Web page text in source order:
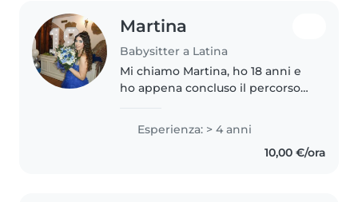
Martina
Babysitter a Latina
Mi chiamo Martina, ho 18 anni e
ho appena concluso il percorso
Economico Sociale. Ho maturato
Esperienza: > 4 anni
10,00 €/ora